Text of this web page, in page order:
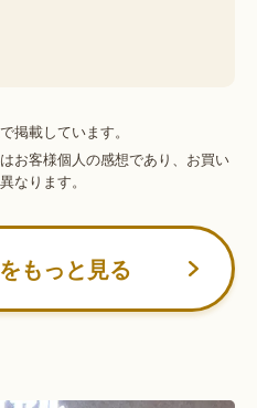
掲載しています。
お客様個人の感想であり、お買い
なります。
もっと見る